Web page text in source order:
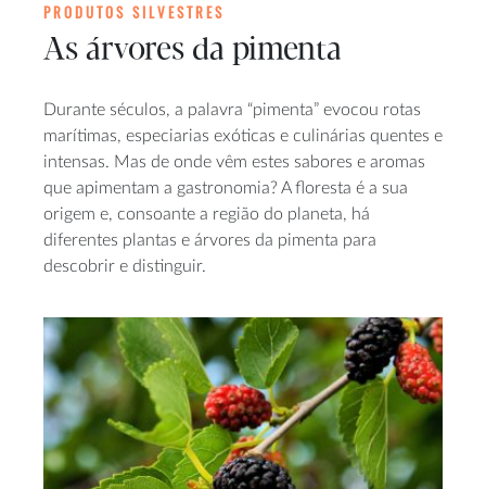
PRODUTOS SILVESTRES
As árvores da pimenta
Durante séculos, a palavra “pimenta” evocou rotas
marítimas, especiarias exóticas e culinárias quentes e
intensas. Mas de onde vêm estes sabores e aromas
que apimentam a gastronomia? A floresta é a sua
origem e, consoante a região do planeta, há
diferentes plantas e árvores da pimenta para
descobrir e distinguir.